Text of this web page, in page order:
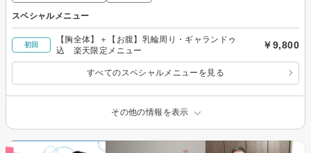
スペシャルメニュー
初回
【胸全体】＋【お腹】乳輪周り・ギャランドゥ
込 楽天限定メニュー
￥9,800
すべてのスペシャルメニューを見る
その他の情報を表示